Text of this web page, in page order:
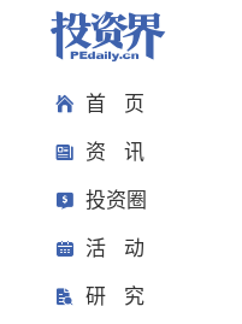
首 页
资 讯
投资圈
活 动
研 究